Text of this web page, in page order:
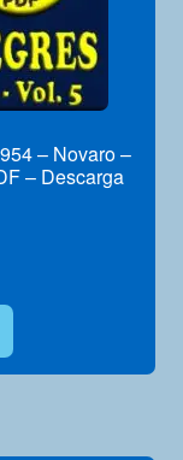
– Novaro –
– Descarga